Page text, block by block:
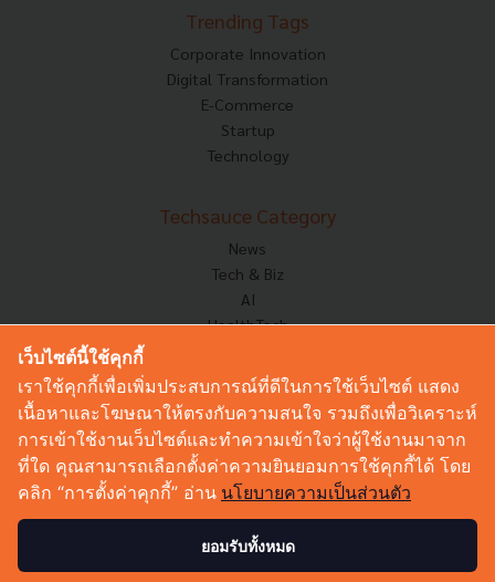
Trending Tags
Corporate Innovation
Digital Transformation
E-Commerce
Startup
Technology
Techsauce Category
News
Tech & Biz
AI
HealthTech
Corp Innov
Saucy Thoughts
Based On
Sustainable
Videos
Podcast
เว็บไซต์นี้ใช้คุกกี้
เราใช้คุกกี้เพื่อเพิ่มประสบการณ์ที่ดีในการใช้เว็บไซต์ แสดง
เนื้อหาและโฆษณาให้ตรงกับความสนใจ รวมถึงเพื่อวิเคราะห์
การเข้าใช้งานเว็บไซต์และทำความเข้าใจว่าผู้ใช้งานมาจาก
ที่ใด คุณสามารถเลือกตั้งค่าความยินยอมการใช้คุกกี้ได้ โดย
คลิก “การตั้งค่าคุกกี้” อ่าน นโยบายความเป็นส่วนตัว
ยอมรับทั้งหมด